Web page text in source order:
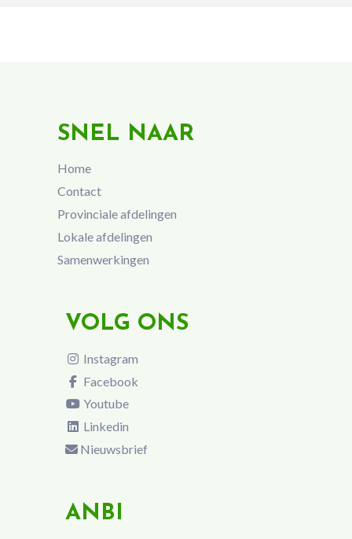
SNEL NAAR
Home
Contact
Provinciale afdelingen
Lokale afdelingen
Samenwerkingen
VOLG ONS
Instagram
Facebook
Youtube
Linkedin
Nieuwsbrief
ANBI